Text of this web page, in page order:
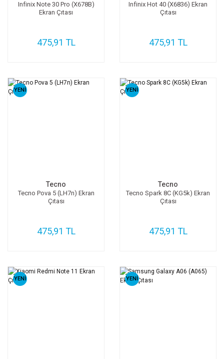
Infinix Note 30 Pro (X678B)
Ekran Çıtası
475,91 TL
Infinix Hot 40 (X6836) Ekran
Çıtası
475,91 TL
YENİ
Tecno
Tecno Pova 5 (LH7n) Ekran
Çıtası
475,91 TL
YENİ
Tecno
Tecno Spark 8C (KG5k) Ekran
Çıtası
475,91 TL
YENİ YENİ